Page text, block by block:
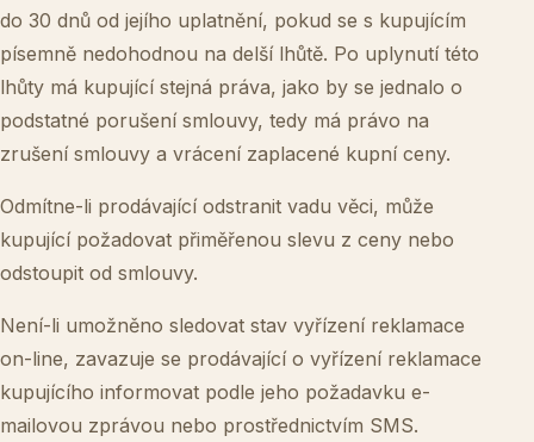
do 30 dnů od jejího uplatnění, pokud se s kupujícím
písemně nedohodnou na delší lhůtě. Po uplynutí této
lhůty má kupující stejná práva, jako by se jednalo o
podstatné porušení smlouvy, tedy má právo na
zrušení smlouvy a vrácení zaplacené kupní ceny.
Odmítne-li prodávající odstranit vadu věci, může
kupující požadovat přiměřenou slevu z ceny nebo
odstoupit od smlouvy.
Není-li umožněno sledovat stav vyřízení reklamace
on-line, zavazuje se prodávající o vyřízení reklamace
kupujícího informovat podle jeho požadavku e-
mailovou zprávou nebo prostřednictvím SMS.